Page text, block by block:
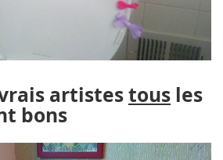
artistestous les
bons